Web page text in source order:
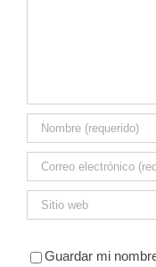
Guardar mi